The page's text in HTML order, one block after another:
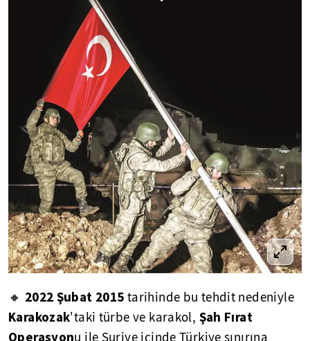
🔸 2022 Şubat 2015 tarihinde bu tehdit nedeniyle
Karakozak'taki türbe ve karakol, Şah Fırat
Operasyonu ile Suriye içinde Türkiye sınırına